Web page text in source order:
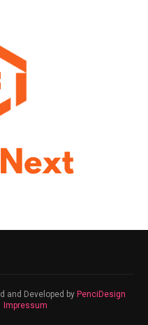
and Developed by PenciDesign
Impressum